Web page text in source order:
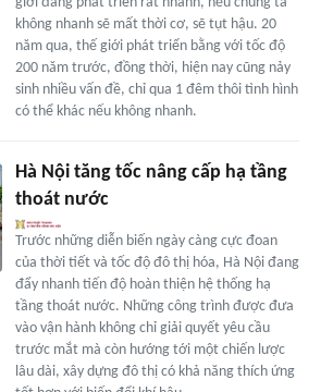
không nhanh sẽ mất thời cơ, sẽ tụt hậu. 20
năm qua, thế giới phát triển bằng với tốc độ
200 năm trước, đồng thời, hiện nay cũng nảy
sinh nhiều vấn đề, chỉ qua 1 đêm thôi tình hình
có thể khác nếu không nhanh.
Hà Nội tăng tốc nâng cấp hạ tầng
thoát nước
Trước những diễn biến ngày càng cực đoan
của thời tiết và tốc độ đô thị hóa, Hà Nội đang
đẩy nhanh tiến độ hoàn thiện hệ thống hạ
tầng thoát nước. Những công trình được đưa
vào vận hành không chỉ giải quyết yêu cầu
trước mắt mà còn hướng tới một chiến lược
lâu dài, xây dựng đô thị có khả năng thích ứng